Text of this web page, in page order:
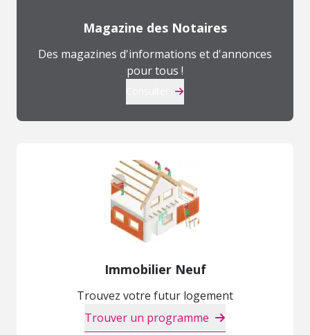
Magazine des Notaires
Des magazines d'informations et d'annonces
pour tous !
Immobilier Neuf
Trouvez votre futur logement
Trouver un programme